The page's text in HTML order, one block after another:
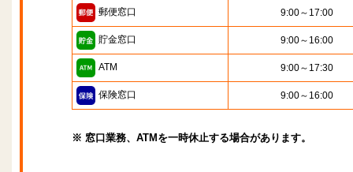
郵便窓口 9:00～17:00
貯金窓口 9:00～16:00
ATM 9:00～17:30
保険窓口 9:00～16:00
※ 窓口業務、ATMを一時休止する場合があります。